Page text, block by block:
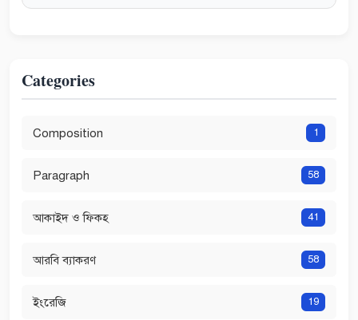
Categories
Composition 1
Paragraph 58
আকাইদ ও ফিকহ 41
আরবি ব্যাকরণ 58
ইংরেজি 19